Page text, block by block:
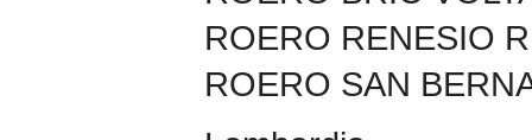
ROERO RENESIO
ROERO SAN